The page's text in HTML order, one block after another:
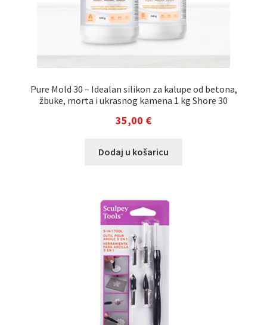
Pure Mold 30 – Idealan silikon za kalupe od betona,
žbuke, morta i ukrasnog kamena 1 kg Shore 30
35,00 €
Dodaj u košaricu